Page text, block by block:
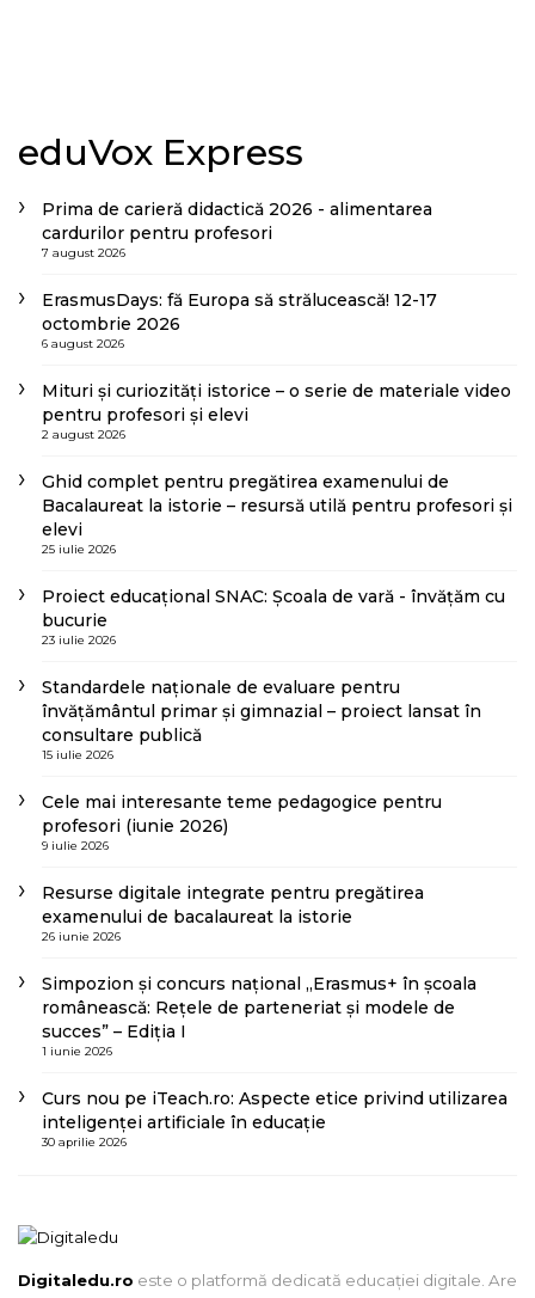
eduVox Express
Prima de carieră didactică 2026 - alimentarea
cardurilor pentru profesori
7 august 2026
ErasmusDays: fă Europa să strălucească! 12-17
octombrie 2026
6 august 2026
Mituri și curiozități istorice – o serie de materiale video
pentru profesori și elevi
2 august 2026
Ghid complet pentru pregătirea examenului de
Bacalaureat la istorie – resursă utilă pentru profesori și
elevi
25 iulie 2026
Proiect educațional SNAC: Școala de vară - învățăm cu
bucurie
23 iulie 2026
Standardele naționale de evaluare pentru
învățământul primar și gimnazial – proiect lansat în
consultare publică
15 iulie 2026
Cele mai interesante teme pedagogice pentru
profesori (iunie 2026)
9 iulie 2026
Resurse digitale integrate pentru pregătirea
examenului de bacalaureat la istorie
26 iunie 2026
Simpozion și concurs național „Erasmus+ în școala
românească: Rețele de parteneriat și modele de
succes” – Ediția I
1 iunie 2026
Curs nou pe iTeach.ro: Aspecte etice privind utilizarea
inteligenței artificiale în educație
30 aprilie 2026
Digitaledu.ro este o platformă dedicată educației digitale. Are